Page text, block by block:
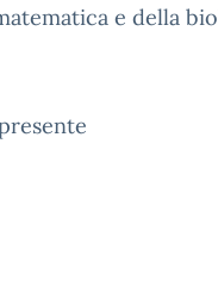
e della